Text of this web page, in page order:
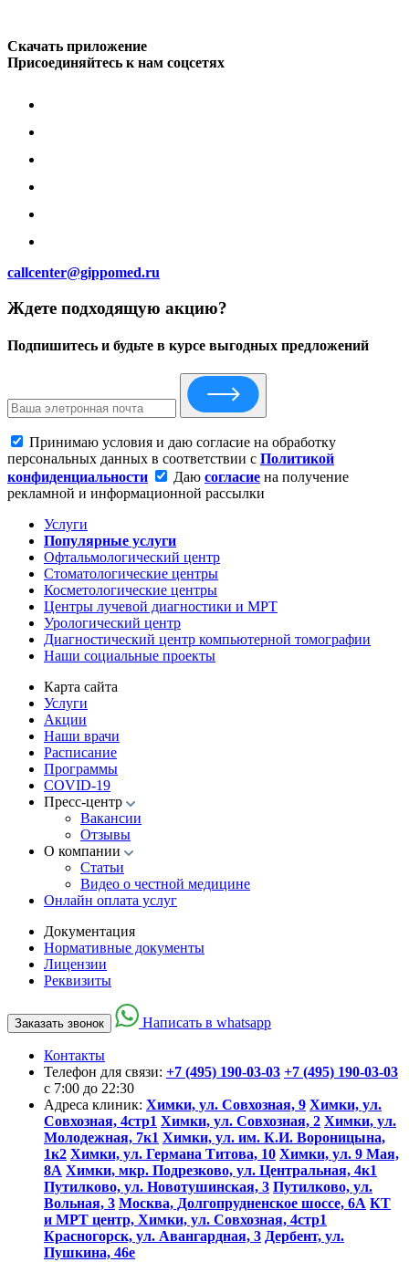
Скачать приложение
Присоединяйтесь к нам соцсетях
callcenter@gippomed.ru
Ждете подходящую акцию?
Подпишитесь и будьте в курсе выгодных предложений
Принимаю условия и даю согласие на обработку
персональных данных в соответствии с Политикой
конфиденциальности
Даю согласие на получение
рекламной и информационной рассылки
Услуги
Популярные услуги
Офтальмологический центр
Стоматологические центры
Косметологические центры
Центры лучевой диагностики и МРТ
Урологический центр
Диагностический центр компьютерной томографии
Наши социальные проекты
Карта сайта
Услуги
Акции
Наши врачи
Расписание
Программы
COVID-19
Пресс-центр
Вакансии
Отзывы
О компании
Статьи
Видео о честной медицине
Онлайн оплата услуг
Документация
Нормативные документы
Лицензии
Реквизиты
Заказать звонок Написать в whatsapp
Контакты
Телефон для связи: +7 (495) 190-03-03 +7 (495) 190-03-03
c 7:00 до 22:30
Адреса клиник: Химки, ул. Совхозная, 9 Химки, ул.
Совхозная, 4стр1 Химки, ул. Совхозная, 2 Химки, ул.
Молодежная, 7к1 Химки, ул. им. К.И. Вороницына,
1к2 Химки, ул. Германа Титова, 10 Химки, ул. 9 Мая,
8А Химки, мкр. Подрезково, ул. Центральная, 4к1
Путилково, ул. Новотушинская, 3 Путилково, ул.
Вольная, 3 Москва, Долгопрудненское шоссе, 6А КТ
и МРТ центр, Химки, ул. Совхозная, 4стр1
Красногорск, ул. Авангардная, 3 Дербент, ул.
Пушкина, 46е